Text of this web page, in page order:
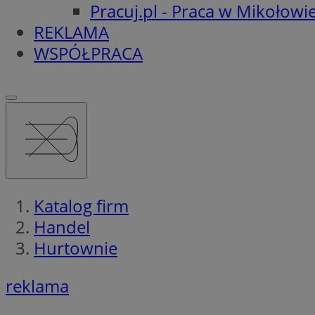
Pracuj.pl - Praca w
REKLAMA
WSPÓŁPRACA
Katalog firm
Handel
Hurtownie
reklama